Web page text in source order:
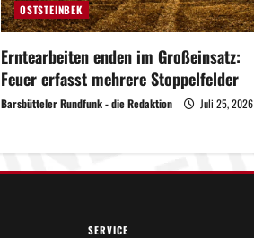
OSTSTEINBEK
Erntearbeiten enden im Großeinsatz:
Feuer erfasst mehrere Stoppelfelder
Barsbütteler Rundfunk - die Redaktion Juli 25, 2026
SERVICE